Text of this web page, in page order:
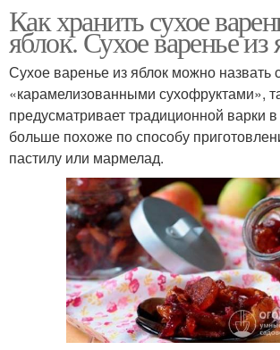
Как хранить сухое
яблок. Сухое варенье из
Сухое варенье из яблок можно назвать
«карамелизованными сухофруктами»,
предусматривает традиционной варки
больше похоже по способу
пастилу или мармелад.